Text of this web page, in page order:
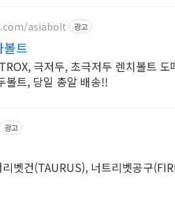
asiabolt 광고
볼트
극저두, 초극저두 렌치볼트 도
볼트, 당일 총알 배송!!
광고
벳건(TAURUS), 너트리벳공구